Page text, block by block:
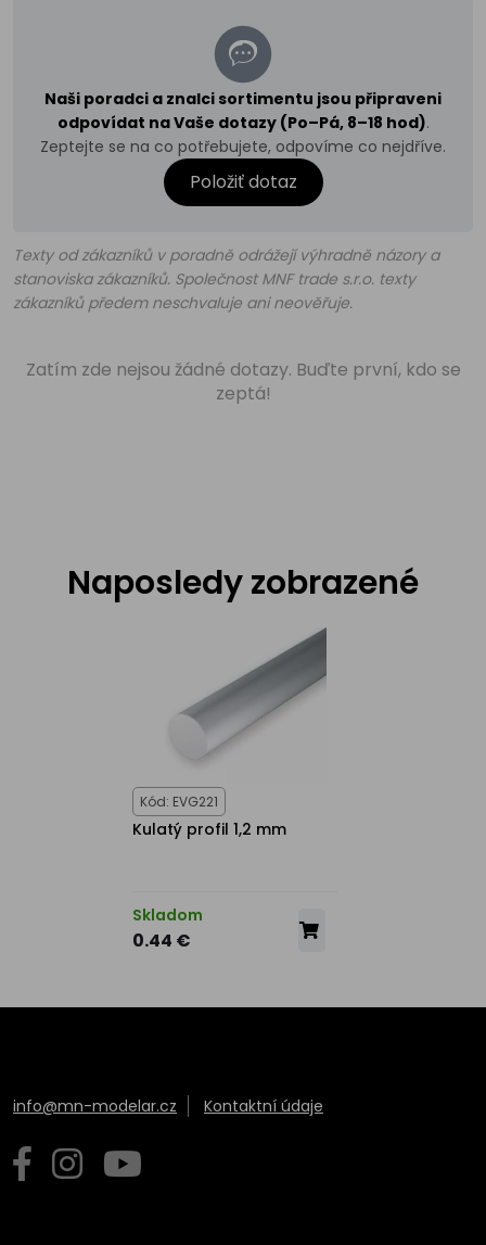
Naši poradci a znalci sortimentu jsou připraveni
odpovídat na Vaše dotazy (Po–Pá, 8–18 hod).
Zeptejte se na co potřebujete, odpovíme co nejdříve.
Položiť dotaz
Texty od zákazníků v poradně odrážejí výhradně názory a
stanoviska zákazníků. Společnost MNF trade s.r.o. texty
zákazníků předem neschvaluje ani neověřuje.
Zatím zde nejsou žádné dotazy. Buďte první, kdo se
zeptá!
Naposledy zobrazené
Kód: EVG221
Kulatý profil 1,2 mm
Skladom
0.44 €
info@mn-modelar.cz Kontaktní údaje